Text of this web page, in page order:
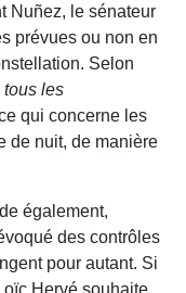
Nuñez, le sénateur
prévues ou non en
Selon
tous les
qui concerne les
de nuit, de manière
également,
des contrôles
pour autant. Si